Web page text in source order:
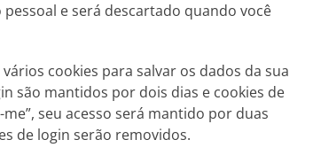
e será descartado quando você
cookies para salvar os dados da sua
são mantidos por dois dias e cookies de
seu acesso será mantido por duas
de login serão removidos.